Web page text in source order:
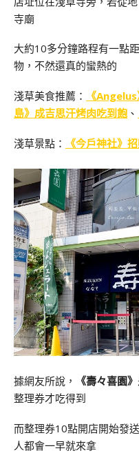
寺廟
大約10多分鐘路程有一點
物，不然還真的蠻熱的
淺草美食推薦： 《
島》成吉思汗烤肉吃到飽 、
淺草景點： 《今戶神社》
據網友所說， 《壽々喜園》
整理券才吃得到
而整理券10點開店開始發
人都會一早就來拿